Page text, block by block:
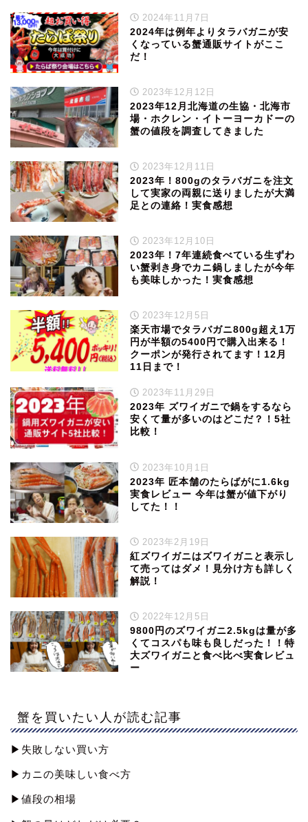
2024年11月7日
2024年は例年よりタラバガニが安
くなっている蟹通販サイトがここ
だ！
2023年12月12日
2023年12月北海道の生協・北海市
場・ホクレン・イトーヨーカドーの
蟹の値段を調査してきました
2023年12月11日
2023年！800gのタラバガニを注文
して実家の両親に送りましたが大満
足との連絡！実食感想
2023年12月10日
2023年！7年連続食べている生ずわ
い蟹剥き身でカニ鍋しましたが今年
も美味しかった！実食感想
2023年12月5日
楽天市場でタラバガニ800g超え1万
円が半額の5400円で購入出来る！
クーポンが発行されてます！12月
11日まで！
2023年11月29日
2023年 ズワイガニで鍋をするなら
安くて量が多いのはどこだ？！5社
比較！
2023年10月1日
2023年 匠本舗のたらばがに1.6kg
実食レビュー 今年は蟹が値下がり
してた！！
2023年2月19日
紅ズワイガニはズワイガニと表示し
て売ってはダメ！見分け方も詳しく
解説！
2022年12月5日
9800円のズワイガニ2.5kgは量が多
くてコスパも味も良しだった！！特
大ズワイガニと食べ比べ実食レビュ
ー
蟹を買いたい人が読む記事
▶︎失敗しない買い方
▶︎カニの美味しい食べ方
▶︎値段の相場